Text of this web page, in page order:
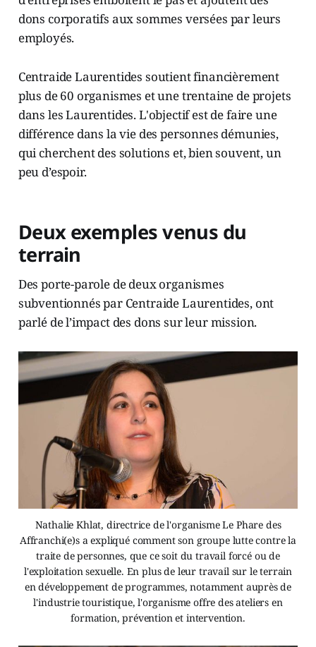
dons corporatifs aux sommes versées par leurs
employés.
Centraide Laurentides soutient financièrement
plus de 60 organismes et une trentaine de projets
dans les Laurentides. L'objectif est de faire une
différence dans la vie des personnes démunies,
qui cherchent des solutions et, bien souvent, un
peu d’espoir.
Deux exemples venus du
terrain
Des porte-parole de deux organismes
subventionnés par Centraide Laurentides, ont
parlé de l’impact des dons sur leur mission.
Nathalie Khlat, directrice de l'organisme Le Phare des
Affranchi(e)s a expliqué comment son groupe lutte contre la
traite de personnes, que ce soit du travail forcé ou de
l'exploitation sexuelle. En plus de leur travail sur le terrain
en développement de programmes, notamment auprès de
l'industrie touristique, l'organisme offre des ateliers en
formation, prévention et intervention.